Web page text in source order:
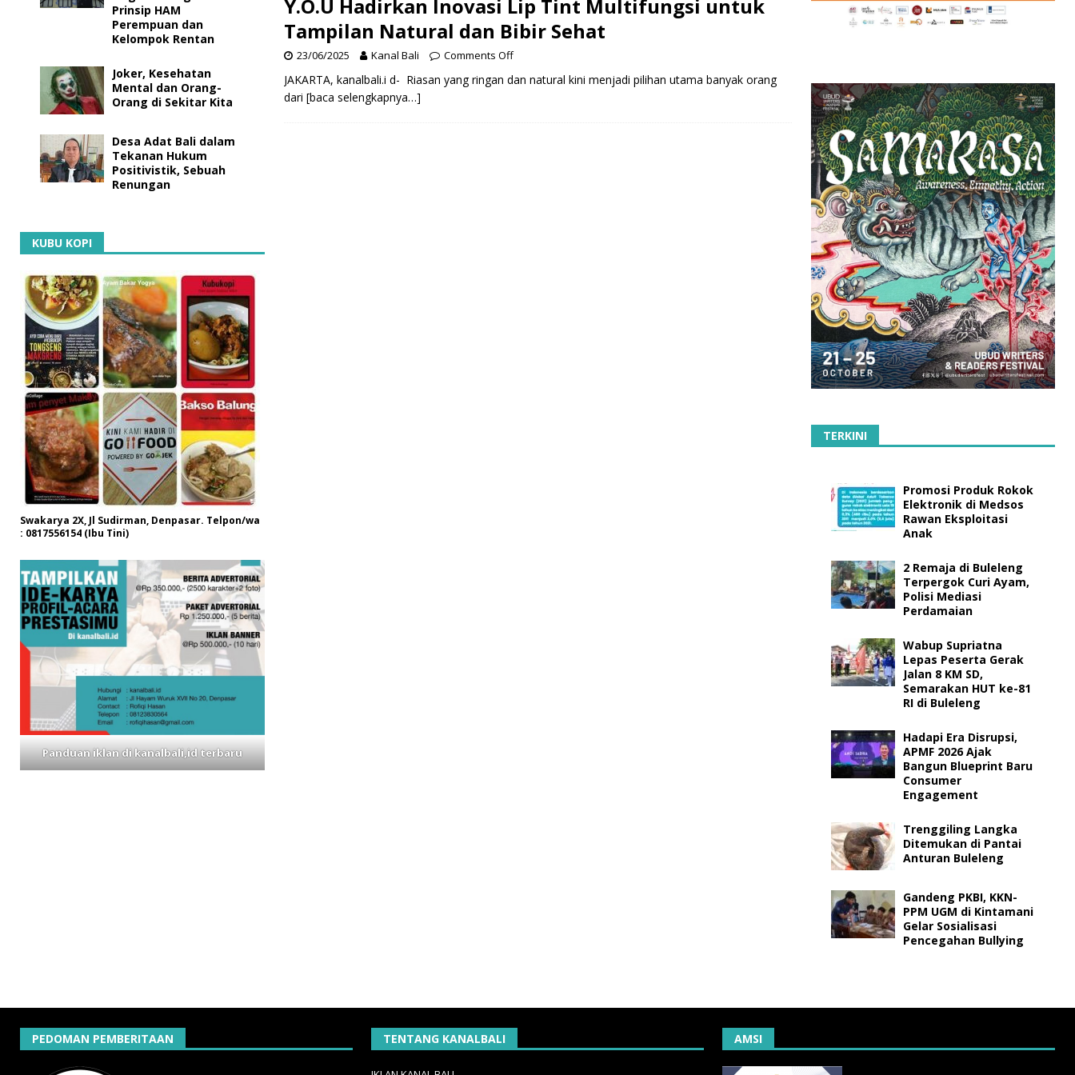
Y.O.U Hadirkan Inovasi Lip Tint Multifungsi untuk
Tampilan Natural dan Bibir Sehat
23/06/2025 Kanal Bali Comments Off
JAKARTA, kanalbali.i d- Riasan yang ringan dan natural kini menjadi pilihan utama banyak orang
dari [baca selengkapnya…]
Prinsip HAM
Perempuan dan
Kelompok Rentan
Joker, Kesehatan
Mental dan Orang-
Orang di Sekitar Kita
Desa Adat Bali dalam
Tekanan Hukum
Positivistik, Sebuah
Renungan
KUBU KOPI
Swakarya 2X, Jl Sudirman, Denpasar. Telpon/wa
: 0817556154 (Ibu Tini)
Panduan iklan di kanalbali,id terbaru
TERKINI
Promosi Produk Rokok
Elektronik di Medsos
Rawan Eksploitasi
Anak
2 Remaja di Buleleng
Terpergok Curi Ayam,
Polisi Mediasi
Perdamaian
Wabup Supriatna
Lepas Peserta Gerak
Jalan 8 KM SD,
Semarakan HUT ke-81
RI di Buleleng
Hadapi Era Disrupsi,
APMF 2026 Ajak
Bangun Blueprint Baru
Consumer
Engagement
Trenggiling Langka
Ditemukan di Pantai
Anturan Buleleng
Gandeng PKBI, KKN-
PPM UGM di Kintamani
Gelar Sosialisasi
Pencegahan Bullying
PEDOMAN PEMBERITAAN TENTANG KANALBALI AMSI